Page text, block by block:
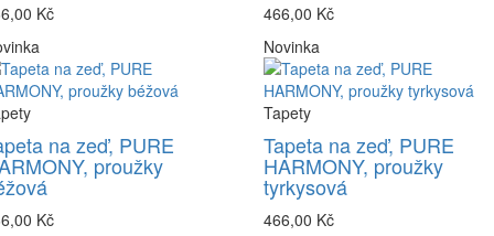
Kč
466,00 Kč
na zeď, PURE
proužky
Kč
Novinka
Tapety
Tapeta na zeď, PURE
HARMONY, proužky
tyrkysová
466,00 Kč